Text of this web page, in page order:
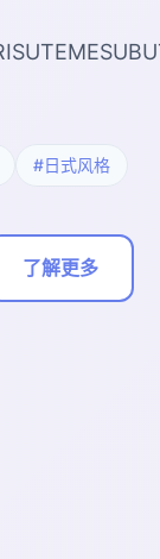
#日式风格
了解更多